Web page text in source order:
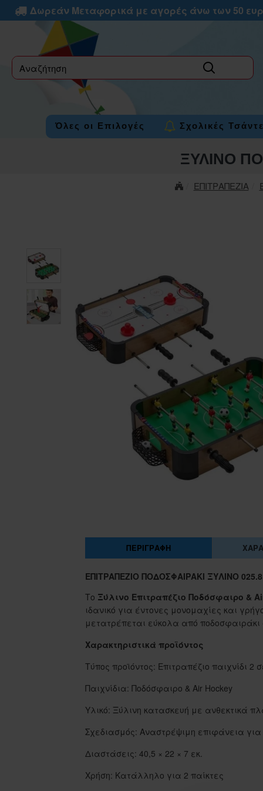
Δωρεάν Μεταφορικά με αγορές άνω των 50
label
Όλες οι Επιλογές Σχολικές
ΕΠΙΤΡΑΠΕΖΙΑ
ΞΥΛΙΝΟ
ΠΕΡΙΓΡΑΦΉ
ΕΠΙΤΡΑΠΈΖΙΟ ΠΟΔΟΣΦΑΙΡΆΚΙ ΞΎΛΙΝΟ
Το Ξύλινο Επιτραπέζιο Ποδόσφαιρο &
ιδανικό για έντονες μονομαχίες και
μετατρέπεται εύκολα από
Χαρακτηριστικά προϊόντος
Τύπος προϊόντος: Επιτραπέζιο παιχνίδι 2
Παιχνίδια: Ποδόσφαιρο & Air Hockey
Υλικό: Ξύλινη κατασκευή με ανθεκτικά
Σχεδιασμός: Αναστρέψιμη επιφάνεια
Διαστάσεις: 40,5 × 22 × 7 εκ.
Χρήση: Κατάλληλο για 2 παίκτες